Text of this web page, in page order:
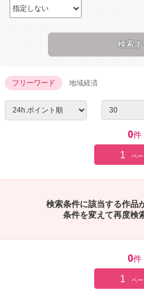
フリーワード 地域経済
0件
1 ペー
検索条件に該当する作品
条件を変えて再度検
0件
1 ペー